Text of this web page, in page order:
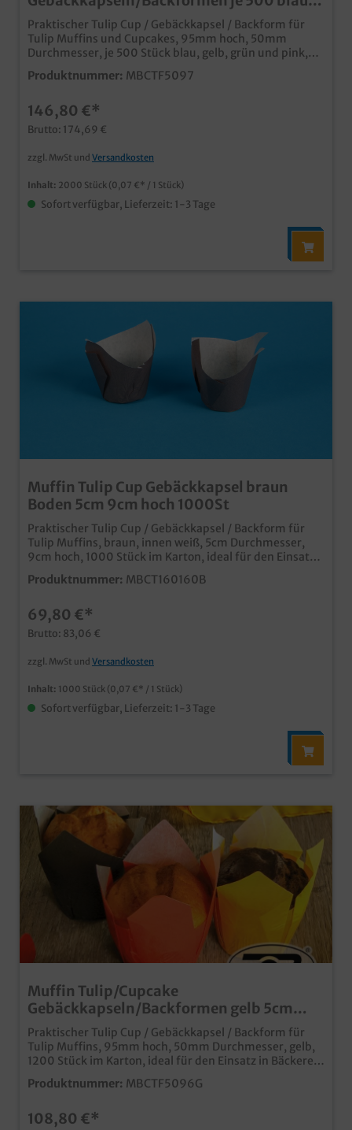
gelb grün pink 2000St.
Praktischer Tulip Cup / Gebäckkapsel / Backform für
Tulip Muffins und Cupcakes, 95mm hoch, 50mm
Durchmesser, je 500 Stück blau, gelb, grün und pink,
2000 Stück im Karton, ideal für den professionellen
Einsatz in Bäckerei, Konditorei oder im Coffee to go für
und kostengünstige Einweglösung
Produktnummer: MBCTF5097
146,80 €*
Brutto: 174,69 €
zzgl. MwSt und Versandkosten
Inhalt: 2000 Stück (0,07 €* / 1 Stück)
Sofort verfügbar, Lieferzeit: 1-3 Tage
Muffin Tulip Cup Gebäckkapsel braun
Boden 5cm 9cm hoch 1000St
Praktischer Tulip Cup / Gebäckkapsel / Backform für
Tulip Muffins, braun, innen weiß, 5cm Durchmesser,
9cm hoch, 1000 Stück im Karton, ideal für den Einsatz
in Bäckerei, Konditorei oder im Coffee to go für die
Produktion von Muffins oder Cupcakes
Produktnummer: MBCT160160B
69,80 €*
Brutto: 83,06 €
zzgl. MwSt und Versandkosten
Inhalt: 1000 Stück (0,07 €* / 1 Stück)
Sofort verfügbar, Lieferzeit: 1-3 Tage
Muffin Tulip/Cupcake
Gebäckkapseln/Backformen gelb 5cm
1200St.
Praktischer Tulip Cup / Gebäckkapsel / Backform für
Tulip Muffins, 95mm hoch, 50mm Durchmesser, gelb,
1200 Stück im Karton, ideal für den Einsatz in Bäckerei,
Konditorei oder im Coffee to go einfache Produktion
und Verkauf von Tulip / Tulpen Muffins praktische und
andere Farben, bitte Artikelbeschreibung beachten)
Produktnummer: MBCTF5096G
108,80 €*